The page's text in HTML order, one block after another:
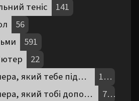
теніс
141
56
591
22
Знайти партнера, який тебе підтримує
190
Знайти партнера, який тобі допомагає
78